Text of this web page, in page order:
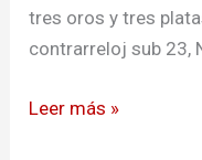
tres oros y tres
contrarreloj sub 23,
Leer más »